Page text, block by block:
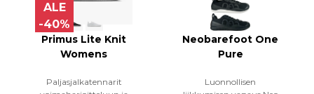
ALE
-40%
Primus Lite Knit
Womens
Paljasjalkatennarit
Neobarefoot One
Pure
Luonnollisen